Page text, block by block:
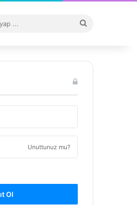
...
Unuttunuz mu?
Ol